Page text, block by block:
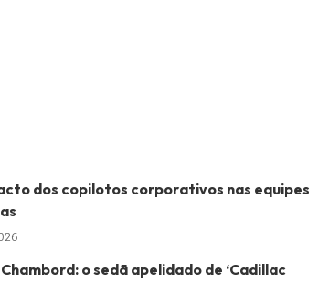
dos copilotos corporativos nas equipes
o sedã apelidado de ‘Cadillac